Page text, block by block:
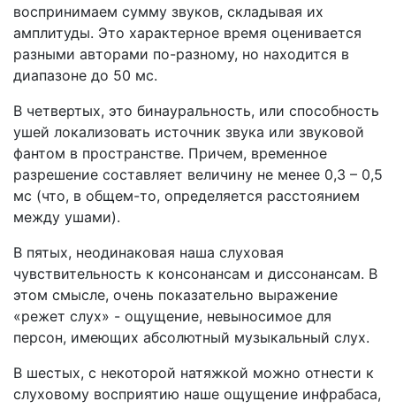
воспринимаем сумму звуков, складывая их
амплитуды. Это характерное время оценивается
разными авторами по-разному, но находится в
диапазоне до 50 мс.
В четвертых, это бинауральность, или способность
ушей локализовать источник звука или звуковой
фантом в пространстве. Причем, временное
разрешение составляет величину не менее 0,3 – 0,5
мс (что, в общем-то, определяется расстоянием
между ушами).
В пятых, неодинаковая наша слуховая
чувствительность к консонансам и диссонансам. В
этом смысле, очень показательно выражение
«режет слух» - ощущение, невыносимое для
персон, имеющих абсолютный музыкальный слух.
В шестых, с некоторой натяжкой можно отнести к
слуховому восприятию наше ощущение инфрабаса,